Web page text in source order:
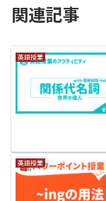
関連記事
英語授業
英語授業